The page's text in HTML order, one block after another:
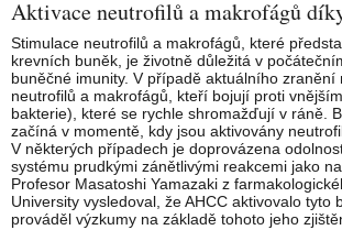
Aktivace neutrofilů a makrofágů
Stimulace neutrofilů a makrofágů, které
krevních buněk, je životně důležitá v
buněčné imunity. V případě aktuálního zranění
neutrofilů a makrofágů, kteří bojují proti
bakterie), které se rychle shromažďují v ráně.
začíná v momentě, kdy jsou aktivovány
V některých případech je doprovázena
systému prudkými zánětlivými reakcemi jako
Profesor Masatoshi Yamazaki z
University vysledoval, že AHCC aktivovalo tyto
prováděl výzkumy na základě tohoto jeho